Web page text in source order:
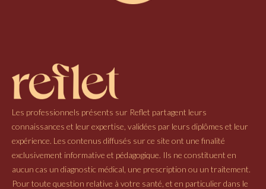
Les professionnels présents sur Reflet partagent leurs
connaissances et leur expertise, validées par leurs diplômes et leur
expérience. Les contenus diffusés sur ce site ont une finalité
exclusivement informative et pédagogique. Ils ne constituent en
aucun cas un diagnostic médical, une prescription ou un traitement.
Pour toute question relative à votre santé, et en particulier dans le